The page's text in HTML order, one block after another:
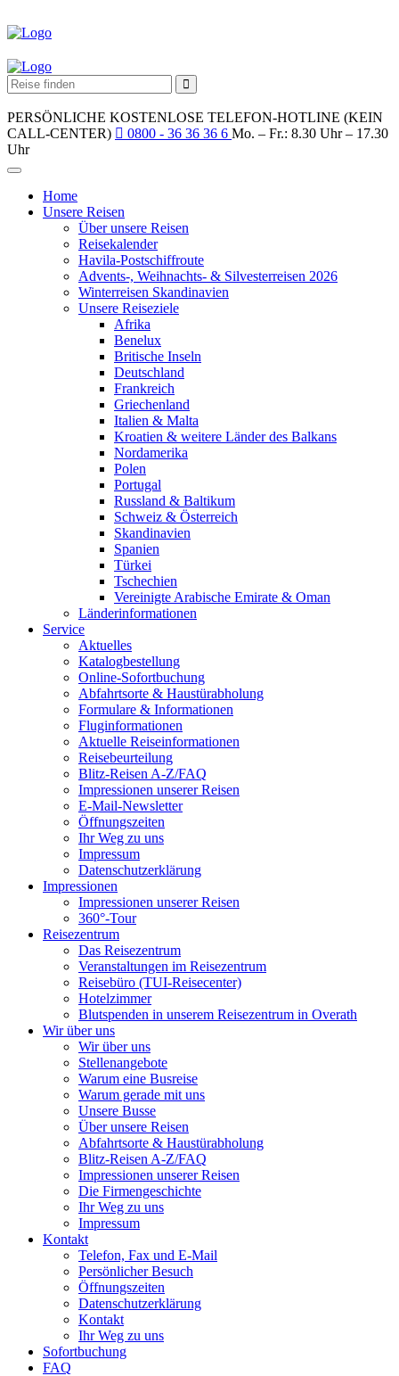
PERSÖNLICHE KOSTENLOSE TELEFON-HOTLINE (KEIN
CALL-CENTER)
0800 - 36 36 36 6 Mo. – Fr.: 8.30 Uhr – 17.30
Uhr
Home
Unsere Reisen
Über unsere Reisen
Reisekalender
Havila-Postschiffroute
Advents-, Weihnachts- & Silvesterreisen 2026
Winterreisen Skandinavien
Unsere Reiseziele
Afrika
Benelux
Britische Inseln
Deutschland
Frankreich
Griechenland
Italien & Malta
Kroatien & weitere Länder des Balkans
Nordamerika
Polen
Portugal
Russland & Baltikum
Schweiz & Österreich
Skandinavien
Spanien
Türkei
Tschechien
Vereinigte Arabische Emirate & Oman
Länderinformationen
Service
Aktuelles
Katalogbestellung
Online-Sofortbuchung
Abfahrtsorte & Haustürabholung
Formulare & Informationen
Fluginformationen
Aktuelle Reiseinformationen
Reisebeurteilung
Blitz-Reisen A-Z/FAQ
Impressionen unserer Reisen
E-Mail-Newsletter
Öffnungszeiten
Ihr Weg zu uns
Impressum
Datenschutzerklärung
Impressionen
Impressionen unserer Reisen
360°-Tour
Reisezentrum
Das Reisezentrum
Veranstaltungen im Reisezentrum
Reisebüro (TUI-Reisecenter)
Hotelzimmer
Blutspenden in unserem Reisezentrum in Overath
Wir über uns
Wir über uns
Stellenangebote
Warum eine Busreise
Warum gerade mit uns
Unsere Busse
Über unsere Reisen
Abfahrtsorte & Haustürabholung
Blitz-Reisen A-Z/FAQ
Impressionen unserer Reisen
Die Firmengeschichte
Ihr Weg zu uns
Impressum
Kontakt
Telefon, Fax und E-Mail
Persönlicher Besuch
Öffnungszeiten
Datenschutzerklärung
Kontakt
Ihr Weg zu uns
Sofortbuchung
FAQ